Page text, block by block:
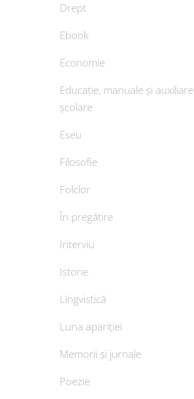
Drept
Ebook
Economie
Educație, manuale și auxiliare
școlare
Eseu
Filosofie
Folclor
În pregătire
Interviu
Istorie
Lingvistică
Luna apariției
Memorii și jurnale
Poezie